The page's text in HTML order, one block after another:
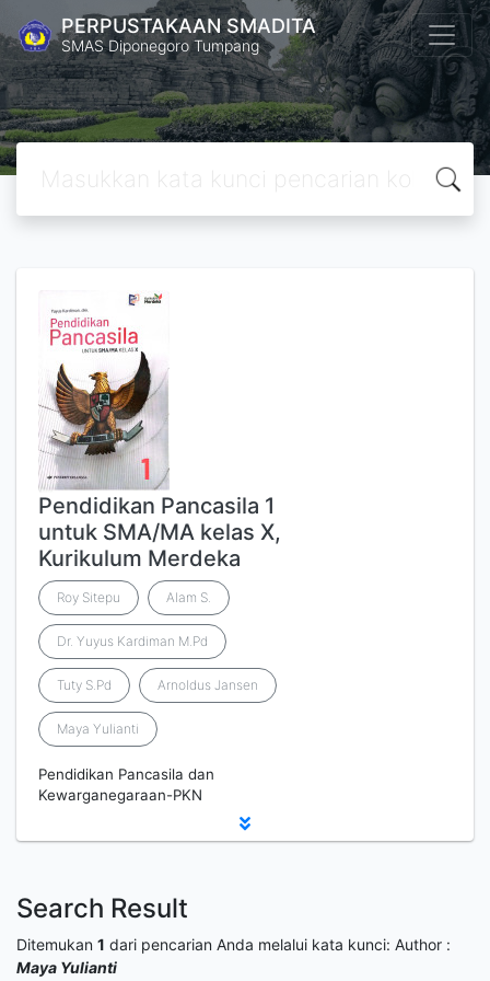
PERPUSTAKAAN SMADITA
SMAS Diponegoro Tumpang
Pendidikan Pancasila 1
untuk SMA/MA kelas X,
Kurikulum Merdeka
Roy Sitepu Alam S.
Dr. Yuyus Kardiman M.Pd
Tuty S.Pd Arnoldus Jansen
Maya Yulianti
Pendidikan Pancasila dan
Kewarganegaraan-PKN
Search Result
Ditemukan 1 dari pencarian Anda melalui kata kunci: Author :
Maya Yulianti